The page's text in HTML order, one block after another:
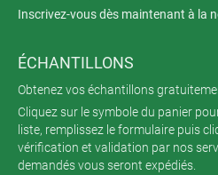
Inscrivez-vous dès maintenant à la
ÉCHANTILLONS
Obtenez vos échantillons
Cliquez sur le symbole du panier
liste, remplissez le formulaire puis
vérification et validation par nos
demandés vous seront expédiés.